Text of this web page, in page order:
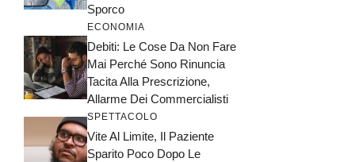
Sporco
ECONOMIA
Debiti: Le Cose Da Non Fare
Mai Perché Sono Rinuncia
Tacita Alla Prescrizione,
Allarme Dei Commercialisti
SPETTACOLO
Vite Al Limite, Il Paziente
Sparito Poco Dopo Le